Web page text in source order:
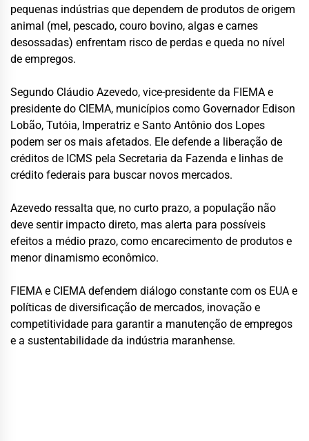
pequenas indústrias que dependem de produtos de origem
animal (mel, pescado, couro bovino, algas e carnes
desossadas) enfrentam risco de perdas e queda no nível
de empregos.
Segundo Cláudio Azevedo, vice-presidente da FIEMA e
presidente do CIEMA, municípios como Governador Edison
Lobão, Tutóia, Imperatriz e Santo Antônio dos Lopes
podem ser os mais afetados. Ele defende a liberação de
créditos de ICMS pela Secretaria da Fazenda e linhas de
crédito federais para buscar novos mercados.
Azevedo ressalta que, no curto prazo, a população não
deve sentir impacto direto, mas alerta para possíveis
efeitos a médio prazo, como encarecimento de produtos e
menor dinamismo econômico.
FIEMA e CIEMA defendem diálogo constante com os EUA e
políticas de diversificação de mercados, inovação e
competitividade para garantir a manutenção de empregos
e a sustentabilidade da indústria maranhense.